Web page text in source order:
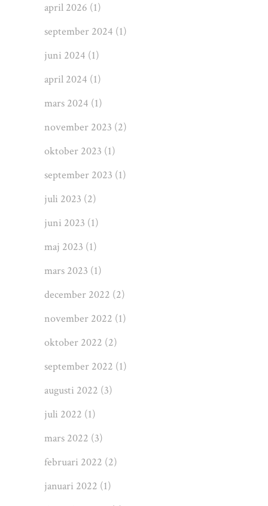
april 2026 (1)
september 2024 (1)
juni 2024 (1)
april 2024 (1)
mars 2024 (1)
november 2023 (2)
oktober 2023 (1)
september 2023 (1)
juli 2023 (2)
juni 2023 (1)
maj 2023 (1)
mars 2023 (1)
december 2022 (2)
november 2022 (1)
oktober 2022 (2)
september 2022 (1)
augusti 2022 (3)
juli 2022 (1)
mars 2022 (3)
februari 2022 (2)
januari 2022 (1)